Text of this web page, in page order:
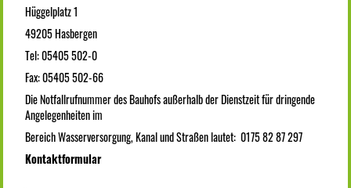
Hüggelplatz 1
49205 Hasbergen
Tel: 05405 502-0
Fax: 05405 502-66
Die Notfallrufnummer des Bauhofs außerhalb der Dienstzeit für dringende
Angelegenheiten im
Bereich Wasserversorgung, Kanal und Straßen lautet: 0175 82 87 297
Kontaktformular